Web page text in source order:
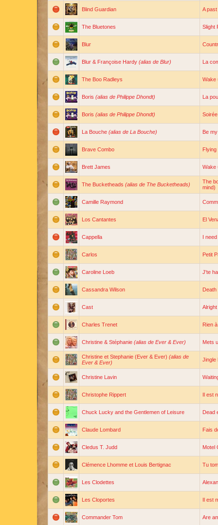
Blind Guardian A
The Bluetones Slight
Blur
Blur & Françoise Hardy (alias de Blur) La
The Boo Radleys Wake
Boris (alias de Philippe Dhondt) La
Boris (alias de Philippe Dhondt)
La Bouche (alias de La Bouche) Be
Brave Combo
Brett James Wake
The Bucketheads (alias de The Bucketheads)
The
mind)
Camille Raymond
Los Cantantes El
Cappella I
Carlos Petit
Caroline Loeb J'te
Cassandra Wilson Death
Cast Alright
Charles Trenet Rien
Christine & Stéphanie (alias de Ever & Ever) Mets
Christine et Stephanie (Ever & Ever) (alias de
Ever & Ever)
Jingle
Christine Lavin
Christophe Rippert Il est
Chuck Lucky and the Gentlemen of Leisure Dead
Claude Lombard Fais
Cledus T. Judd Motel
Clémence Lhomme et Louis Bertignac Tu
Les Clodettes
Les Cloportes Il est
Commander Tom Are